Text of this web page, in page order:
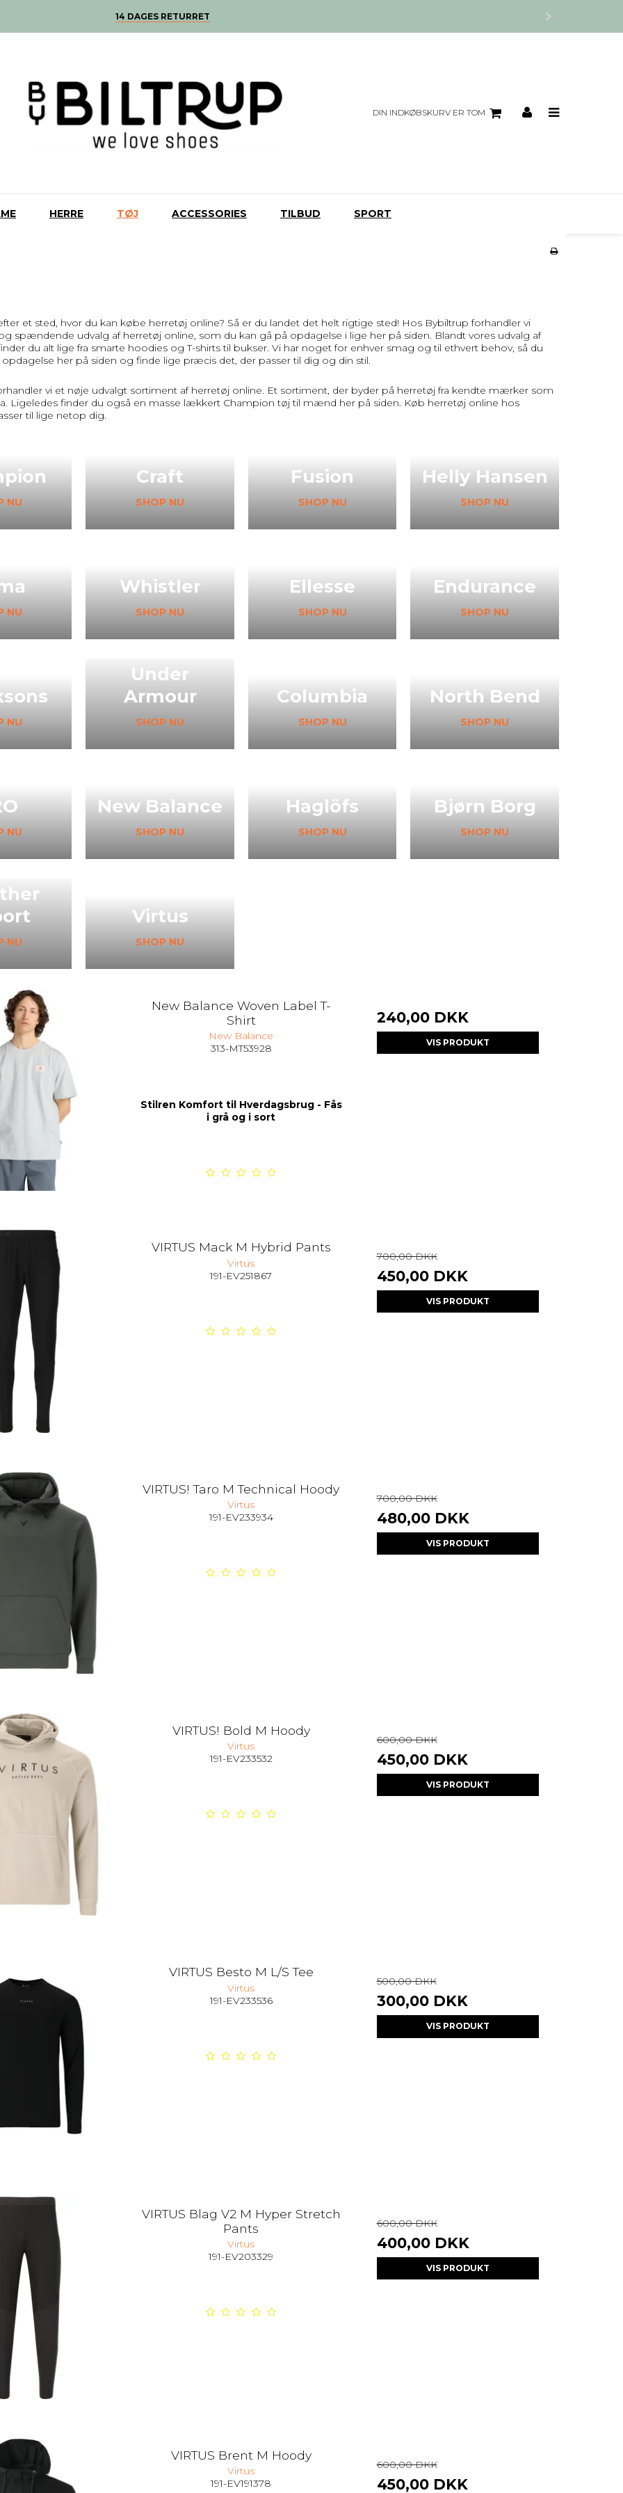
14 DAGES RETURRET
DIN INDKØBSKURV ER TOM
HERRE TØJ ACCESSORIES TILBUD SPORT
et sted, hvor du kan købe herretøj online? Så er du landet det helt rigtige sted! Hos Bybiltrup forhandler vi
spændende udvalg af herretøj online, som du kan gå på opdagelse i lige her på siden. Blandt vores udvalg af
du alt lige fra smarte hoodies og T-shirts til bukser. Vi har noget for enhver smag og til ethvert behov, så du
her på siden og finde lige præcis det, der passer til dig og din stil.
vi et nøje udvalgt sortiment af herretøj online. Et sortiment, der byder på herretøj fra kendte mærker som
Ligeledes finder du også en masse lækkert Champion tøj til mænd her på siden. Køb herretøj online hos
til lige netop dig.
NU
Craft
SHOP NU
Fusion
SHOP NU
Helly Hansen
SHOP NU
NU
Whistler
SHOP NU
Ellesse
SHOP NU
Endurance
SHOP NU
NU
Under
Armour
SHOP NU
Columbia
SHOP NU
North Bend
SHOP NU
NU
New Balance
SHOP NU
Haglöfs
SHOP NU
Bjørn Borg
SHOP NU
NU
Virtus
SHOP NU
New Balance Woven Label T-
Shirt
New Balance
313-MT53928
Stilren Komfort til Hverdagsbrug - Fås
i grå og i sort
240,00 DKK
VIS PRODUKT
VIRTUS Mack M Hybrid Pants
Virtus
191-EV251867
700,00 DKK
450,00 DKK
VIS PRODUKT
VIRTUS! Taro M Technical Hoody
Virtus
191-EV233934
700,00 DKK
480,00 DKK
VIS PRODUKT
VIRTUS! Bold M Hoody
Virtus
191-EV233532
600,00 DKK
450,00 DKK
VIS PRODUKT
VIRTUS Besto M L/S Tee
Virtus
191-EV233536
500,00 DKK
300,00 DKK
VIS PRODUKT
VIRTUS Blag V2 M Hyper Stretch
Pants
Virtus
191-EV203329
600,00 DKK
400,00 DKK
VIS PRODUKT
VIRTUS Brent M Hoody
Virtus
191-EV191378
600,00 DKK
450,00 DKK